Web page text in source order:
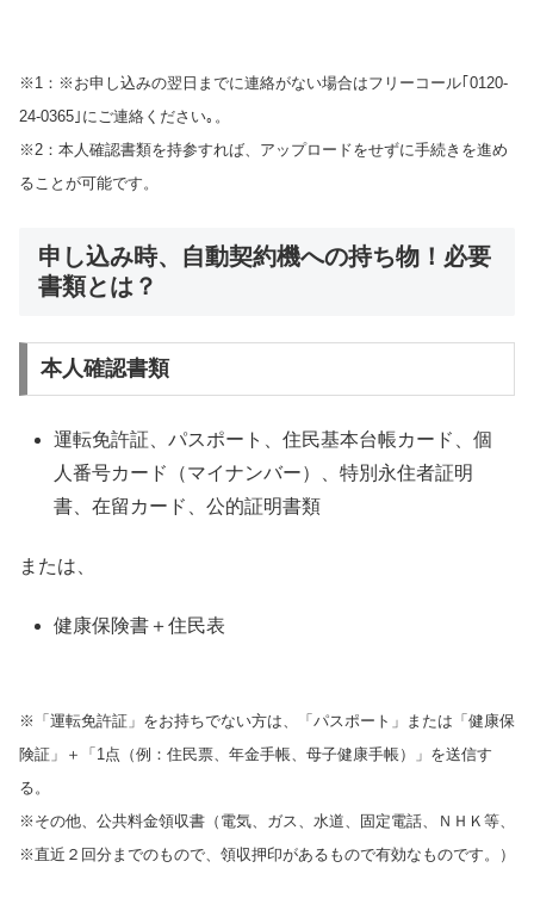
※1：※お申し込みの翌日までに連絡がない場合はフリーコール｢0120-
24-0365｣にご連絡ください｡。
※2：本人確認書類を持参すれば、アップロードをせずに手続きを進め
ることが可能です。
申し込み時、自動契約機への持ち物！必要
書類とは？
本人確認書類
運転免許証、パスポート、住民基本台帳カード、個
人番号カード（マイナンバー）、特別永住者証明
書、在留カード、公的証明書類
または、
健康保険書＋住民表
※「運転免許証」をお持ちでない方は、「パスポート」または「健康保
険証」＋「1点（例：住民票、年金手帳、母子健康手帳）」を送信す
る。
※その他、公共料金領収書（電気、ガス、水道、固定電話、ＮＨＫ等、
※直近２回分までのもので、領収押印があるもので有効なものです。）